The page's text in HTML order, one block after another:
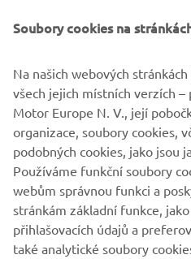
Soubory cookies na
Na našich webových
všech jejich místních verzích –
Motor Europe N. V., její
organizace, soubory cookies,
podobných cookies, jako jsou
Používáme funkční soubory
webům správnou funkci a
stránkám základní funkce,
přihlašovacích údajů a
také analytické soubory